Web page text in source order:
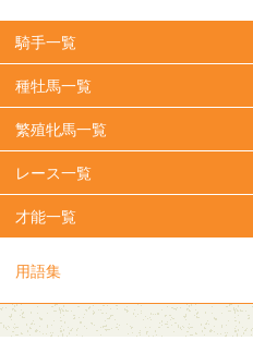
騎手一覧
種牡馬一覧
繁殖牝馬一覧
レース一覧
才能一覧
用語集